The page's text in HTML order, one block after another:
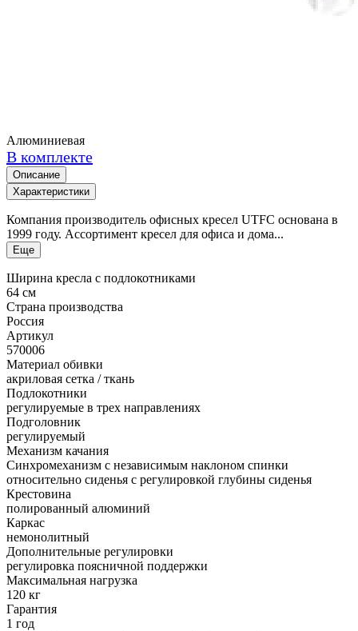
Алюминиевая
В комплекте
Описание
Характеристики
Компания производитель офисных кресел UTFC основана в
1999 году. Ассортимент кресел для офиса и дома...
Еще
Ширина кресла с подлокотниками
64 см
Страна производства
Россия
Артикул
570006
Материал обивки
акриловая сетка / ткань
Подлокотники
регулируемые в трех направлениях
Подголовник
регулируемый
Механизм качания
Синхромеханизм с независимым наклоном спинки
относительно сиденья с регулировкой глубины сиденья
Крестовина
полированный алюминий
Каркас
немонолитный
Дополнительные регулировки
регулировка поясничной поддержки
Максимальная нагрузка
120 кг
Гарантия
1 год